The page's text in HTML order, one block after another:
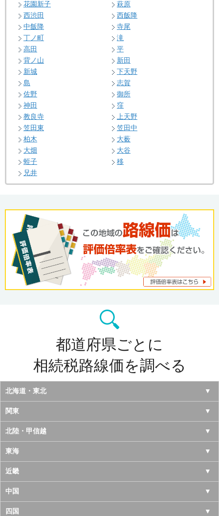
花園新子
萩原
西渋田
西飯降
中飯降
寺尾
丁ノ町
滝
高田
平
背ノ山
新田
新城
下天野
島
志賀
佐野
御所
神田
窪
教良寺
上天野
笠田東
笠田中
柏木
大薮
大畑
大谷
蛭子
移
兄井
都道府県ごとに
相続税路線価を調べる
北海道・東北
北海道
青森県
岩手県
宮城県
秋田県
山形県
関東
東京都
神奈川県
千葉県
埼玉県
茨城県
北陸・甲信越
山梨県
長野県
新潟県
富山県
東海
愛知県
岐阜県
三重県
近畿
大阪府
京都府
中国
鳥取県
四国